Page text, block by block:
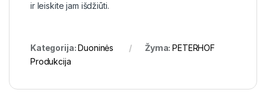
ir leiskite jam išdžiūti.
Kategorija:Duoninės Žyma:PETERHOF
Produkcija